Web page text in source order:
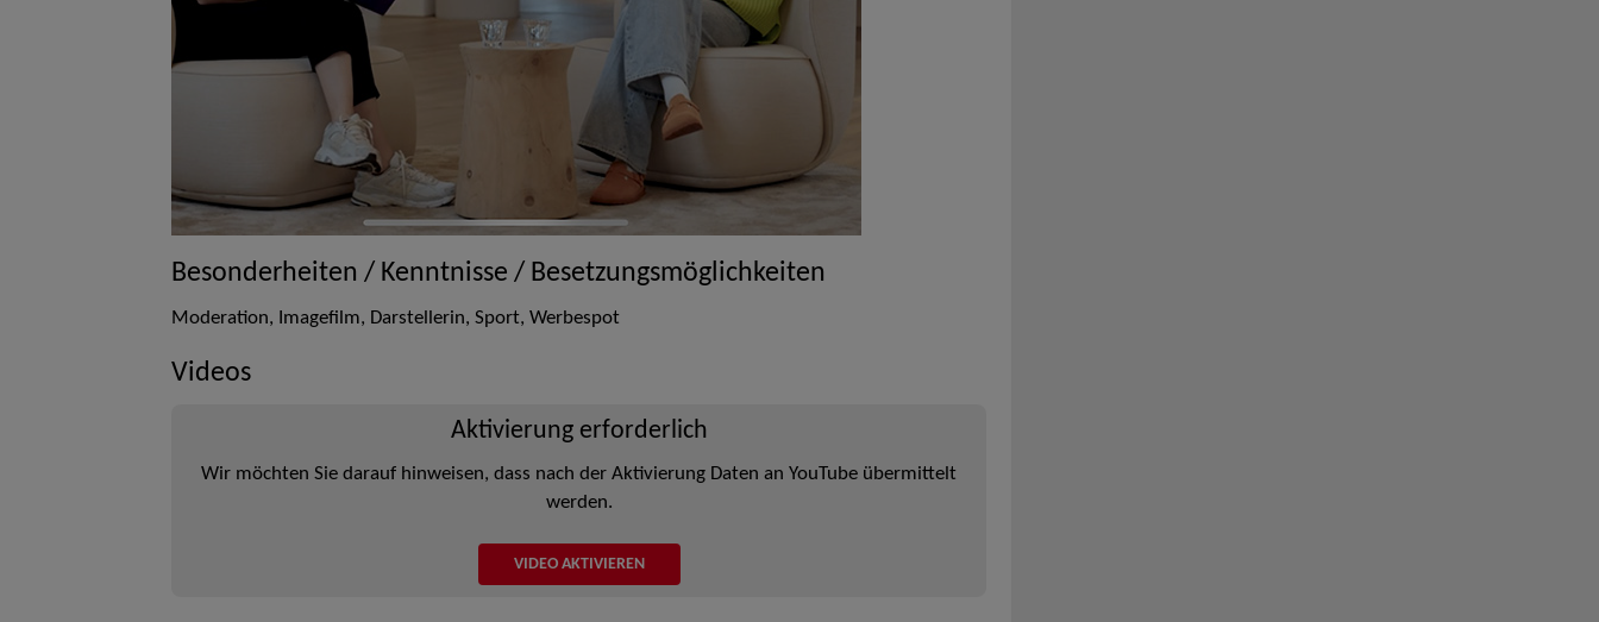
Besonderheiten / Kenntnisse / Besetzungsmöglichkeiten
Moderation, Imagefilm, Darstellerin, Sport, Werbespot
Videos
Aktivierung erforderlich
Wir möchten Sie darauf hinweisen, dass nach der Aktivierung Daten an YouTube übermittelt
werden.
VIDEO AKTIVIEREN